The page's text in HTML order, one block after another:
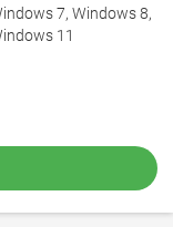
7, Windows 8,
11